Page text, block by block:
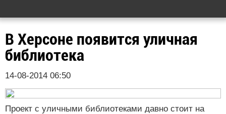
В Херсоне появится уличная
библиотека
14-08-2014 06:50
Проект с уличными библиотеками давно стоит на